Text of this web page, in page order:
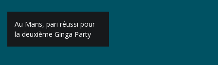
Navigation
de
l’article
Au Mans, pari réussi pour
la deuxième Ginga Party